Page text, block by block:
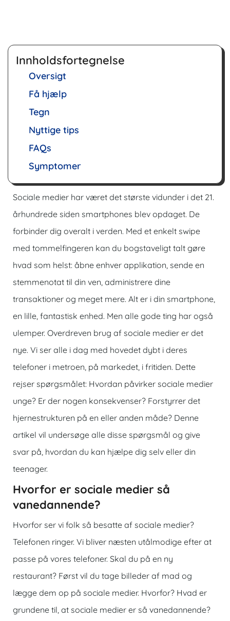
Innholdsfortegnelse
Oversigt
Få hjælp
Tegn
Nyttige tips
FAQs
Symptomer
Sociale medier har været det største vidunder i det 21.
århundrede siden smartphones blev opdaget. De
forbinder dig overalt i verden. Med et enkelt swipe
med tommelfingeren kan du bogstaveligt talt gøre
hvad som helst: åbne enhver applikation, sende en
stemmenotat til din ven, administrere dine
transaktioner og meget mere. Alt er i din smartphone,
en lille, fantastisk enhed. Men alle gode ting har også
ulemper. Overdreven brug af sociale medier er det
nye. Vi ser alle i dag med hovedet dybt i deres
telefoner i metroen, på markedet, i fritiden. Dette
rejser spørgsmålet: Hvordan påvirker sociale medier
unge? Er der nogen konsekvenser? Forstyrrer det
hjernestrukturen på en eller anden måde? Denne
artikel vil undersøge alle disse spørgsmål og give
svar på, hvordan du kan hjælpe dig selv eller din
teenager.
Hvorfor er sociale medier så
vanedannende?
Hvorfor ser vi folk så besatte af sociale medier?
Telefonen ringer. Vi bliver næsten utålmodige efter at
passe på vores telefoner. Skal du på en ny
restaurant? Først vil du tage billeder af mad og
lægge dem op på sociale medier. Hvorfor? Hvad er
grundene til, at sociale medier er så vanedannende?